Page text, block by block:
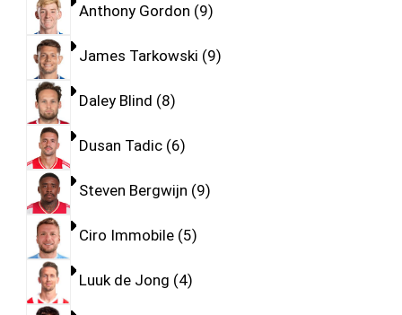
Anthony Gordon 9
James Tarkowski 9
Daley Blind 8
Dusan Tadic 6
Steven Bergwijn 9
Ciro Immobile 5
Luuk de Jong 4